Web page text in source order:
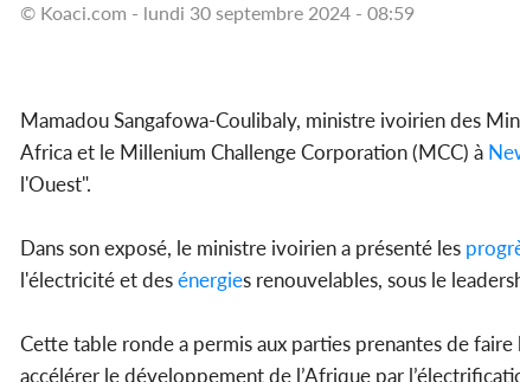
© Koaci.com - lundi 30 septembre 2024 - 08:59
Mamadou Sangafowa-Coulibaly, ministre ivoirien des
Africa et le Millenium Challenge Corporation (MCC) à
l'Ouest".
Dans son exposé, le ministre ivoirien a présenté les
l'électricité et desénergies renouvelables, sous le
Cette table ronde a permis aux parties prenantes de
accélérer le développement de l’Afrique par